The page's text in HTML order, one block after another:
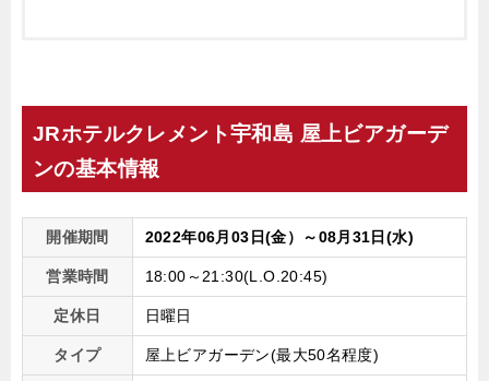
JRホテルクレメント宇和島 屋上ビアガーデ
ンの基本情報
開催期間 2022年06月03日(金）～08月31日(水)
営業時間 18:00～21:30(L.O.20:45)
定休日 日曜日
タイプ 屋上ビアガーデン(最大50名程度)